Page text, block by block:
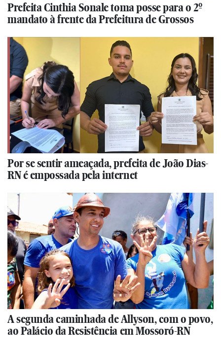
Prefeita Cinthia Sonale toma posse para o 2º
mandato à frente da Prefeitura de Grossos
Por se sentir ameaçada, prefeita de João Dias-
RN é empossada pela internet
A segunda caminhada de Allyson, com o povo,
ao Palácio da Resistência em Mossoró-RN